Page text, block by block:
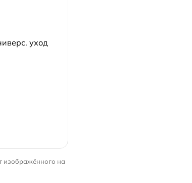
изображённого на